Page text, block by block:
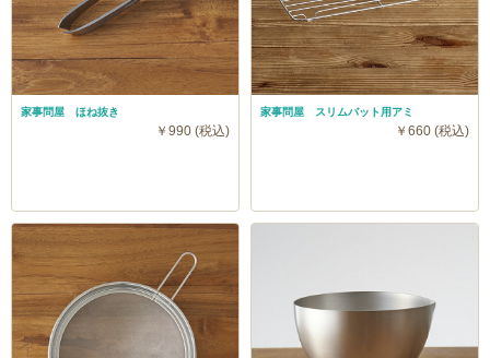
家事問屋 ほね抜き
￥990 (税込)
家事問屋 スリムバット用アミ
￥660 (税込)